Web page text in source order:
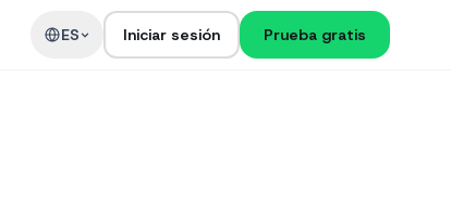
ES Iniciar sesión Prueba gratis